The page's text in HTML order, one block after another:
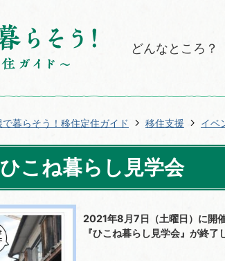
どんなところ？
で暮らそう！移住定住ガイド 移住支援 イベ
ひこね暮らし見学会
2021年8月7日（土曜日）に開催
『ひこね暮らし見学会』が終了